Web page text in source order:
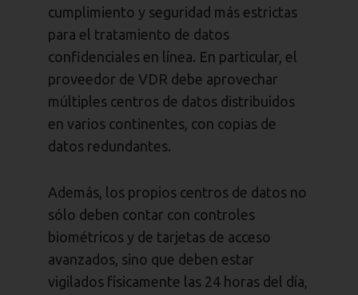
cumplimiento y seguridad más estrictas
para el tratamiento de datos
confidenciales en línea. En particular, el
proveedor de VDR debe aprovechar
múltiples centros de datos distribuidos
en varios continentes, con copias de
datos redundantes.
Además, los propios centros de datos no
sólo deben contar con controles
biométricos y de tarjetas de acceso
avanzados, sino que deben estar
vigilados físicamente las 24 horas del día,